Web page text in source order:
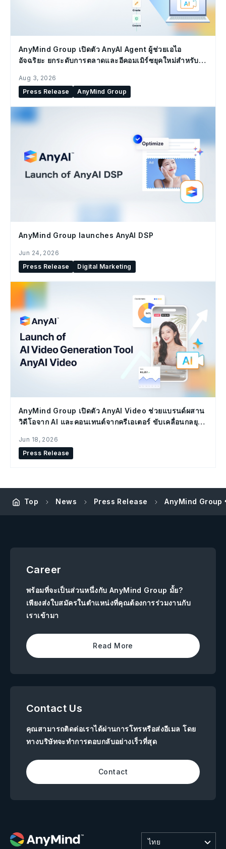
AnyMind Group เปิดตัว AnyAI Agent ผู้ช่วยเอไอ
อัจฉริยะ ยกระดับการตลาดและอีคอมเมิร์ซยุคใหม่สำหรับ
Aug 3, 2026
Press Release
AnyMind Group
AnyMind Group launches AnyAI DSP
Jun 24, 2026
Press Release
Digital Marketing
AnyMind Group เปิดตัว AnyAI Video ช่วยแบรนด์ผสาน
วิดีโอจาก AI และคอนเทนต์จากครีเอเตอร์ ขับเคลื่อนกลยุทธ์
Jun 18, 2026
Press Release
Top News Press Release AnyMind Group
Career
พร้อมที่จะเป็นส่วนหนึ่งกับ AnyMind Group มั้ย?
เพียงส่งใบสมัครในตำแหน่งที่คุณต้องการร่วมงานกับ
เราเข้ามา
Read More
Contact Us
คุณสามารถติดต่อเราได้ผ่านการโทรหรือส่งอีเมล โดย
ทางบริษัทจะทำการตอบกลับอย่างเร็วที่สุด
Contact
ไทย